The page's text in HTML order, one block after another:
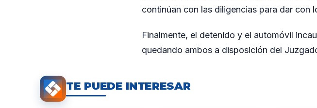
continúan con las diligencias para dar con
Finalmente, el detenido y el automóvil
quedando ambos a disposición del
TE PUEDE INTERESAR